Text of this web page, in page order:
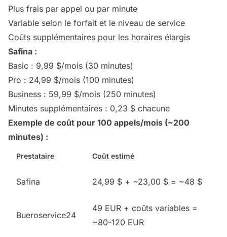
Plus frais par appel ou par minute
Variable selon le forfait et le niveau de service
Coûts supplémentaires pour les horaires élargis
Safina :
Basic : 9,99 $/mois (30 minutes)
Pro : 24,99 $/mois (100 minutes)
Business : 59,99 $/mois (250 minutes)
Minutes supplémentaires : 0,23 $ chacune
Exemple de coût pour 100 appels/mois (~200
minutes) :
Prestataire Coût estimé
Safina 24,99 $ + ~23,00 $ = ~48 $
Bueroservice24
49 EUR + coûts variables =
~80-120 EUR